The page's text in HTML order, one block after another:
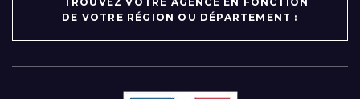
DE VOTRE RÉGION OU DÉPARTEMENT :